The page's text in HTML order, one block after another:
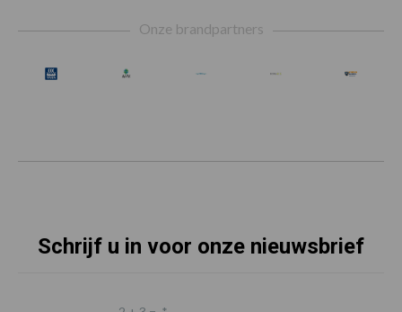
Onze brandpartners
Schrijf u in voor onze nieuwsbrief